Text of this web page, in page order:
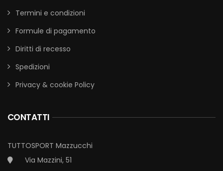
Termini e condizioni
Formule di pagamento
Diritti di recesso
Spedizioni
Privacy & cookie Policy
CONTATTI
TUTTOSPORT Mazzucchi
Via Mazzini, 51